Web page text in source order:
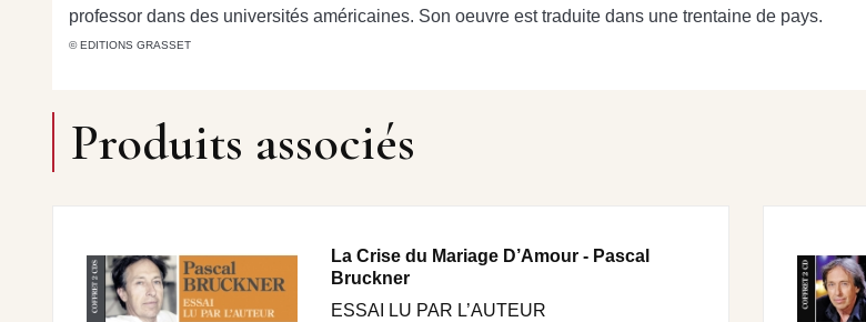
professor dans des universités américaines. Son oeuvre est traduite dans une trentaine de pays.
© EDITIONS GRASSET
Produits associés
La Crise du Mariage D’Amour - Pascal
Bruckner
ESSAI LU PAR L’AUTEUR